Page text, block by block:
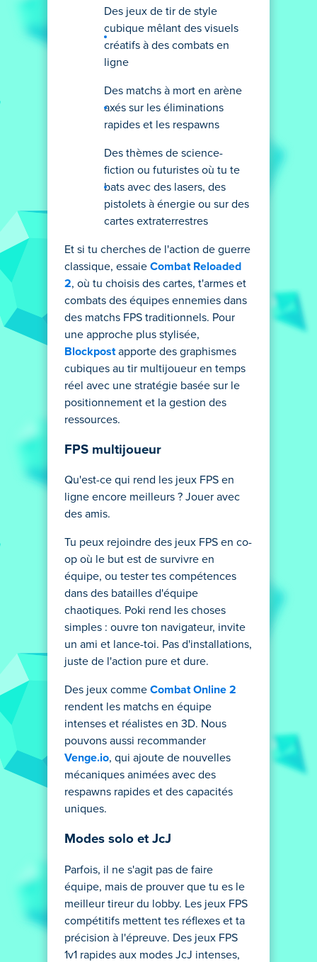
Des jeux de tir de style
cubique mêlant des visuels
créatifs à des combats en
ligne
Des matchs à mort en arène
axés sur les éliminations
rapides et les respawns
Des thèmes de science-
fiction ou futuristes où tu te
bats avec des lasers, des
pistolets à énergie ou sur des
cartes extraterrestres
Et si tu cherches de l'action de guerre
classique, essaie Combat Reloaded
2, où tu choisis des cartes, t'armes et
combats des équipes ennemies dans
des matchs FPS traditionnels. Pour
une approche plus stylisée,
Blockpost apporte des graphismes
cubiques au tir multijoueur en temps
réel avec une stratégie basée sur le
positionnement et la gestion des
ressources.
FPS multijoueur
Qu'est-ce qui rend les jeux FPS en
ligne encore meilleurs ? Jouer avec
des amis.
Tu peux rejoindre des jeux FPS en co-
op où le but est de survivre en
équipe, ou tester tes compétences
dans des batailles d'équipe
chaotiques. Poki rend les choses
simples : ouvre ton navigateur, invite
un ami et lance-toi. Pas d'installations,
juste de l'action pure et dure.
Des jeux comme Combat Online 2
rendent les matchs en équipe
intenses et réalistes en 3D. Nous
pouvons aussi recommander
Venge.io, qui ajoute de nouvelles
mécaniques animées avec des
respawns rapides et des capacités
uniques.
Modes solo et JcJ
Parfois, il ne s'agit pas de faire
équipe, mais de prouver que tu es le
meilleur tireur du lobby. Les jeux FPS
compétitifs mettent tes réflexes et ta
précision à l'épreuve. Des jeux FPS
1v1 rapides aux modes JcJ intenses,